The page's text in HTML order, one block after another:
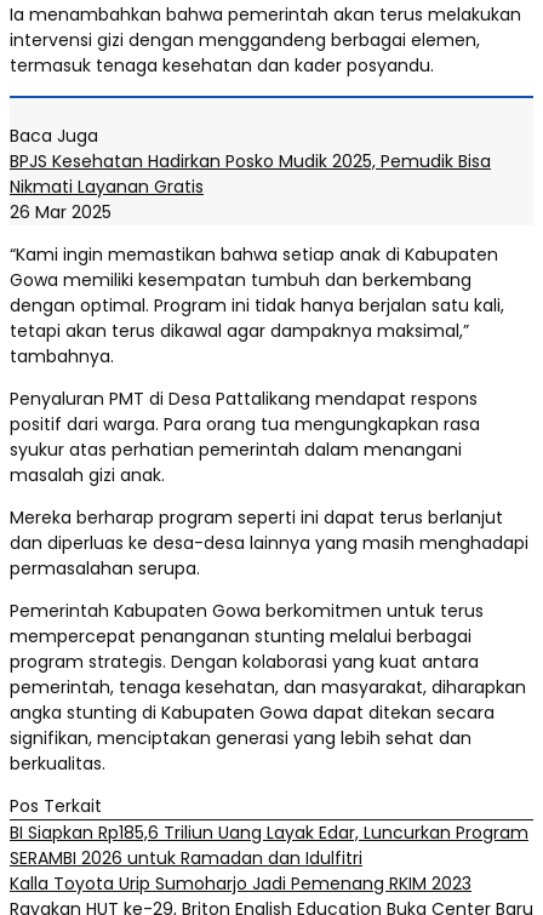
Ia menambahkan bahwa pemerintah akan terus melakukan
intervensi gizi dengan menggandeng berbagai elemen,
termasuk tenaga kesehatan dan kader posyandu.
Baca Juga
BPJS Kesehatan Hadirkan Posko Mudik 2025, Pemudik Bisa
Nikmati Layanan Gratis
26 Mar 2025
“Kami ingin memastikan bahwa setiap anak di Kabupaten
Gowa memiliki kesempatan tumbuh dan berkembang
dengan optimal. Program ini tidak hanya berjalan satu kali,
tetapi akan terus dikawal agar dampaknya maksimal,”
tambahnya.
Penyaluran PMT di Desa Pattalikang mendapat respons
positif dari warga. Para orang tua mengungkapkan rasa
syukur atas perhatian pemerintah dalam menangani
masalah gizi anak.
Mereka berharap program seperti ini dapat terus berlanjut
dan diperluas ke desa-desa lainnya yang masih menghadapi
permasalahan serupa.
Pemerintah Kabupaten Gowa berkomitmen untuk terus
mempercepat penanganan stunting melalui berbagai
program strategis. Dengan kolaborasi yang kuat antara
pemerintah, tenaga kesehatan, dan masyarakat, diharapkan
angka stunting di Kabupaten Gowa dapat ditekan secara
signifikan, menciptakan generasi yang lebih sehat dan
berkualitas.
Pos Terkait
BI Siapkan Rp185,6 Triliun Uang Layak Edar, Luncurkan Program
SERAMBI 2026 untuk Ramadan dan Idulfitri
Kalla Toyota Urip Sumoharjo Jadi Pemenang RKIM 2023
Rayakan HUT ke-29, Briton English Education Buka Center Baru